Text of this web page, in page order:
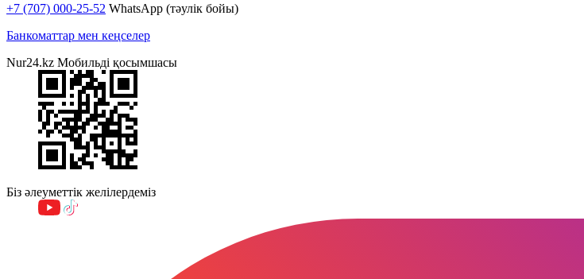
+7 (707) 000-25-52 WhatsApp (тәулік бойы)
Банкоматтар мен кеңселер
Nur24.kz Мобильді қосымшасы
Біз әлеуметтік желілердеміз